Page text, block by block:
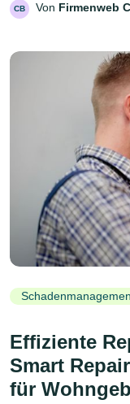
CB Von Firmenweb
Effiziente
Smart
für